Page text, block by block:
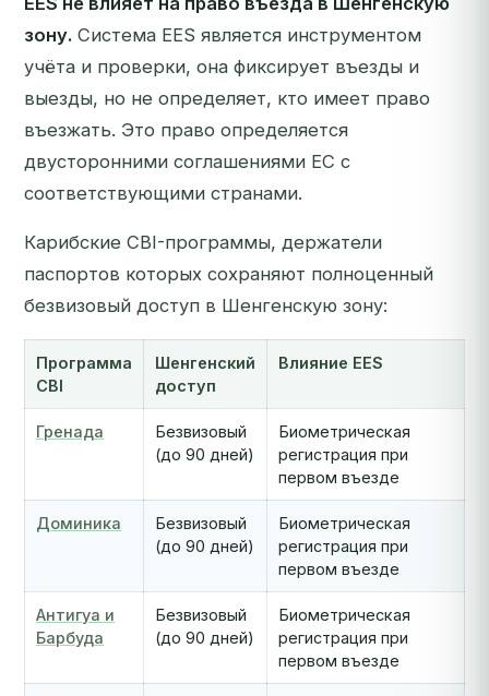
зону. Система EES является инструментом
учёта и проверки, она фиксирует въезды и
выезды, но не определяет, кто имеет право
въезжать. Это право определяется
двусторонними соглашениями ЕС с
соответствующими странами.
Карибские CBI-программы, держатели
паспортов которых сохраняют полноценный
безвизовый доступ в Шенгенскую зону:
Программа
CBI
Шенгенский
доступ
Влияние EES
Гренада
Безвизовый
(до 90 дней)
Биометрическая
регистрация при
первом въезде
Доминика
Безвизовый
(до 90 дней)
Биометрическая
регистрация при
первом въезде
Антигуа и
Барбуда
Безвизовый
(до 90 дней)
Биометрическая
регистрация при
первом въезде